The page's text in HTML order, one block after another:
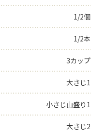
1/2個
1/2本
3カップ
大さじ1
小さじ山盛り1
大さじ2